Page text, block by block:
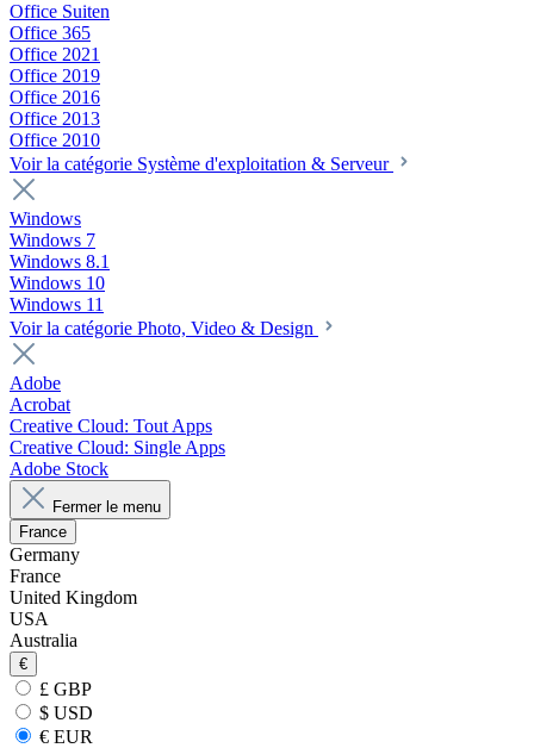
Office Suiten
Office 365
Office 2021
Office 2019
Office 2016
Office 2013
Office 2010
Voir la catégorie Système d'exploitation & Serveur
Windows
Windows 7
Windows 8.1
Windows 10
Windows 11
Voir la catégorie Photo, Video & Design
Adobe
Acrobat
Creative Cloud: Tout Apps
Creative Cloud: Single Apps
Adobe Stock
Fermer le menu
France
Germany
France
United Kingdom
USA
Australia
€
£ GBP
$ USD
€ EUR